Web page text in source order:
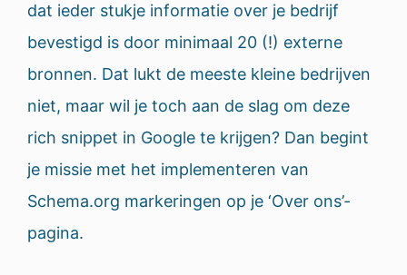
dat ieder stukje informatie over je bedrijf
bevestigd is door minimaal 20 (!) externe
bronnen. Dat lukt de meeste kleine bedrijven
niet, maar wil je toch aan de slag om deze
rich snippet in Google te krijgen? Dan begint
je missie met het implementeren van
Schema.org markeringen op je ‘Over ons’-
pagina.